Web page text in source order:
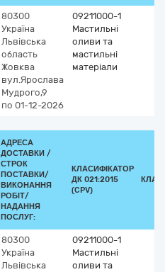
80300
Україна
Львівська
область
Жовква
вул.Ярослава
Мудрого,9
по 01-12-2026
09211000-1
Мастильні
оливи та
мастильні
матеріали
АДРЕСА
ДОСТАВКИ /
СТРОК
ПОСТАВКИ/
ВИКОНАННЯ
РОБІТ/
НАДАННЯ
ПОСЛУГ:
КЛАСИФІКАТОР
ДК 021:2015
(CPV)
80300
Україна
Львівська
09211000-1
Мастильні
оливи та